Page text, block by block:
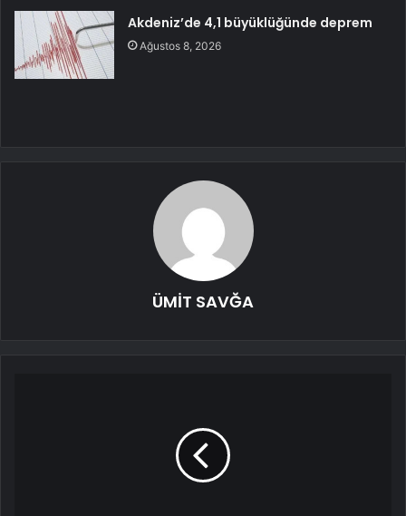
Akdeniz’de 4,1 büyüklüğünde deprem
Ağustos 8, 2026
ÜMİT SAVĞA